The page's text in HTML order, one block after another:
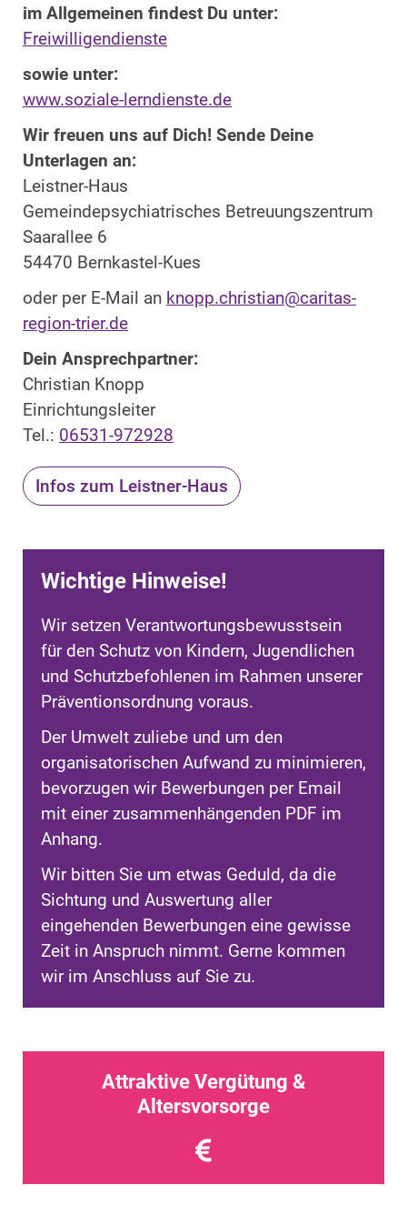
im Allgemeinen findest Du unter:
Freiwilligendienste
sowie unter:
www.soziale-lerndienste.de
Wir freuen uns auf Dich! Sende Deine
Unterlagen an:
Leistner-Haus
Gemeindepsychiatrisches Betreuungszentrum
Saarallee 6
54470 Bernkastel-Kues
oder per E-Mail an knopp.christian@caritas-
region-trier.de
Dein Ansprechpartner:
Christian Knopp
Einrichtungsleiter
Tel.: 06531-972928
Infos zum Leistner-Haus
Wichtige Hinweise!
Wir setzen Verantwortungsbewusstsein
für den Schutz von Kindern, Jugendlichen
und Schutzbefohlenen im Rahmen unserer
Präventionsordnung voraus.
Der Umwelt zuliebe und um den
organisatorischen Aufwand zu minimieren,
bevorzugen wir Bewerbungen per Email
mit einer zusammenhängenden PDF im
Anhang.
Wir bitten Sie um etwas Geduld, da die
Sichtung und Auswertung aller
eingehenden Bewerbungen eine gewisse
Zeit in Anspruch nimmt. Gerne kommen
wir im Anschluss auf Sie zu.
Attraktive Vergütung &
Altersvorsorge